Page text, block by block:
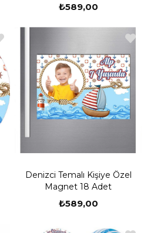
₺589,00
Denizci Temalı Kişiye Özel
Magnet 18 Adet
₺589,00